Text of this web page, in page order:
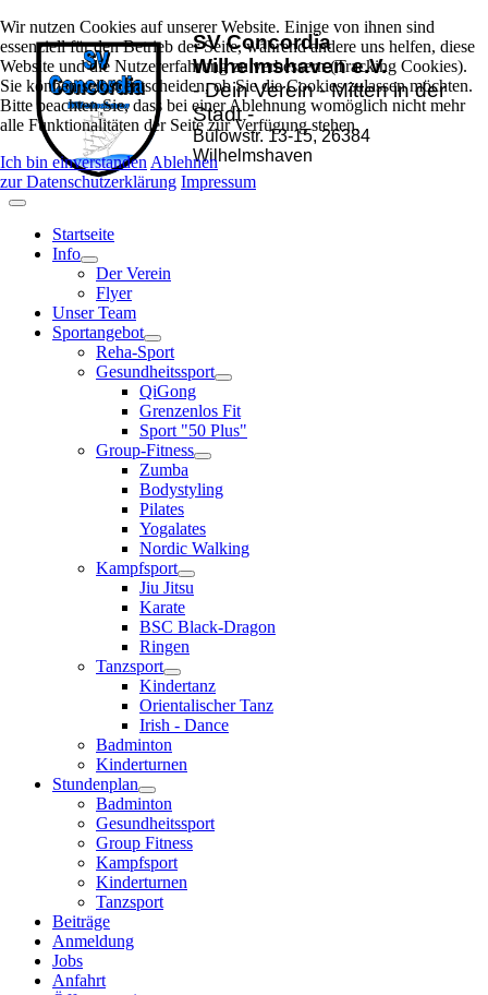
SV Concordia
Wilhelmshaven e.V.
- Dein Verein - Mitten in der
Stadt -
Bülowstr. 13-15, 26384
Wilhelmshaven
Startseite
Info
Der Verein
Flyer
Unser Team
Sportangebot
Reha-Sport
Gesundheitssport
QiGong
Grenzenlos Fit
Sport "50 Plus"
Group-Fitness
Zumba
Bodystyling
Pilates
Yogalates
Nordic Walking
Kampfsport
Jiu Jitsu
Karate
BSC Black-Dragon
Ringen
Tanzsport
Kindertanz
Orientalischer Tanz
Irish - Dance
Badminton
Kinderturnen
Stundenplan
Badminton
Gesundheitssport
Group Fitness
Kampfsport
Kinderturnen
Tanzsport
Beiträge
Anmeldung
Jobs
Anfahrt
Wir nutzen Cookies auf unserer Website. Einige von ihnen sind
essenziell für den Betrieb der Seite, während andere uns helfen, diese
Website und die Nutzererfahrung zu verbessern (Tracking Cookies).
Sie können selbst entscheiden, ob Sie die Cookies zulassen möchten.
Bitte beachten Sie, dass bei einer Ablehnung womöglich nicht mehr
alle Funktionalitäten der Seite zur Verfügung stehen.
Ich bin einverstanden Ablehnen
zur Datenschutzerklärung Impressum